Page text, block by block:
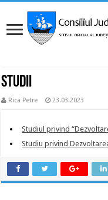
Studii
Rica Petre 23.03.2023
Studiul privind
Studiu privind